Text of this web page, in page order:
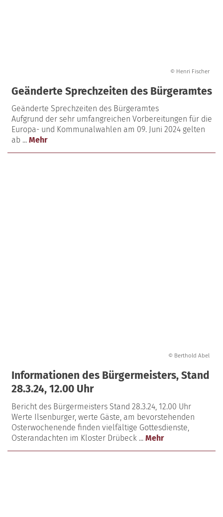
© Henri Fischer
Geänderte Sprechzeiten des Bürgeramtes
Geänderte Sprechzeiten des Bürgeramtes
Aufgrund der sehr umfangreichen Vorbereitungen für die
Europa- und Kommunalwahlen am 09. Juni 2024 gelten
ab ... Mehr
© Berthold Abel
Informationen des Bürgermeisters, Stand
28.3.24, 12.00 Uhr
Bericht des Bürgermeisters Stand 28.3.24, 12.00 Uhr
Werte Ilsenburger, werte Gäste, am bevorstehenden
Osterwochenende finden vielfältige Gottesdienste,
Osterandachten im Kloster Drübeck ... Mehr